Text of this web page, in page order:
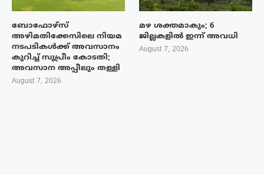
ബോഫോഴ്‌സ്
അഴിമതിക്കേസിലെ നിയമ
നടപടികൾക്ക് അവസാനം
കുറിച്ച് സുപ്രീം കോടതി;
അവസാന അപ്പീലും തള്ളി
August 7, 2026
മഴ ശക്തമാകും; 6
ജില്ലകളിൽ ഇന്ന് അവധി
August 7, 2026